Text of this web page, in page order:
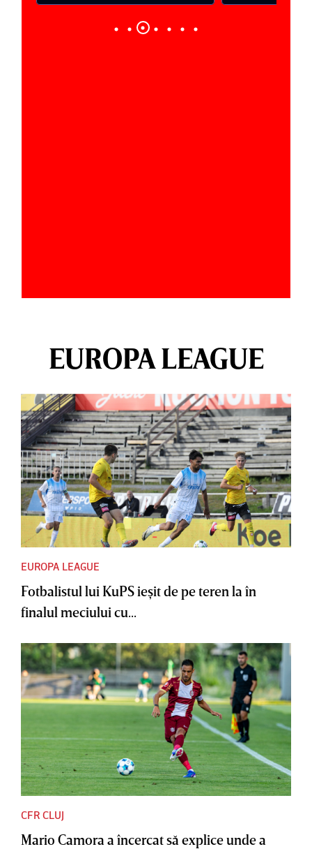
EUROPA LEAGUE
EUROPA LEAGUE
Fotbalistul lui KuPS ieşit de pe teren la în
finalul meciului cu...
CFR CLUJ
Mario Camora a încercat să explice unde a